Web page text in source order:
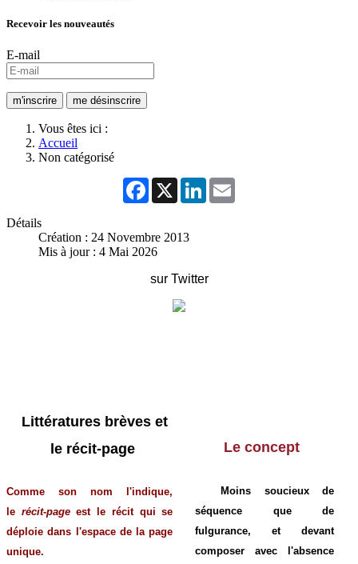
Recevoir les nouveautés
E-mail
Vous êtes ici :
Accueil
Non catégorisé
Facebook
X LinkedIn
Détails
Création : 24 Novembre 2013
Mis à jour : 4 Mai 2026
sur Twitter
Littératures brèves et
le récit-page
Le concept
Comme son nom l'indique,
le récit-pageest le récit qui se
déploie dans l'espace de la page
unique.
Moins soucieux de
séquence que de
fulgurance, et devant
composer avec l'absence